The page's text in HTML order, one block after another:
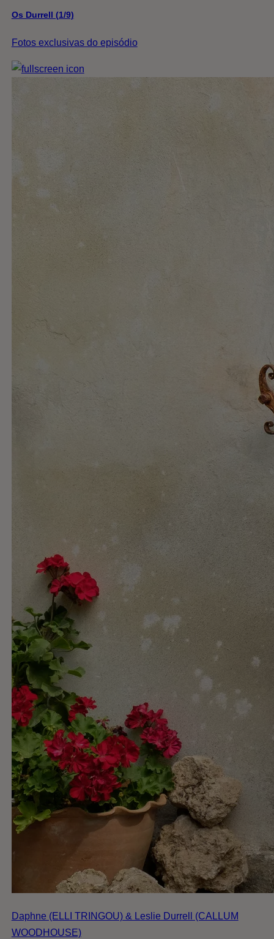
Os Durrell (1/9)
Fotos exclusivas do episódio
Daphne (ELLI TRINGOU) & Leslie Durrell (CALLUM
WOODHOUSE)